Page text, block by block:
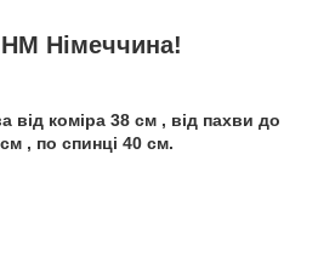
Німеччина!
від коміра 38 см , від пахви до
, по спинці 40 см.